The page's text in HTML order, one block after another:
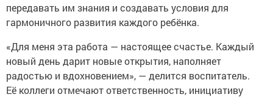
передавать им знания и создавать условия для
гармоничного развития каждого ребёнка.
«Для меня эта работа — настоящее счастье. Каждый
новый день дарит новые открытия, наполняет
радостью и вдохновением», — делится воспитатель.
Её коллеги отмечают ответственность, инициативу